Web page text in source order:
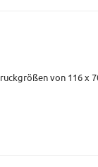
von 116 x